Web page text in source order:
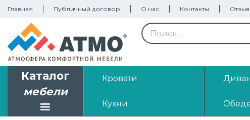
Главная Публичный договор О нас Контакты
Каталог
мебели
Кровати
Кухни